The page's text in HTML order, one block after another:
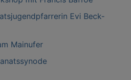
Evi Beck-
Mainufer